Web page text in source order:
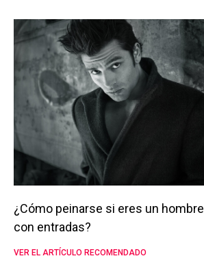
¿Cómo peinarse si eres un hombre
con entradas?
VER EL ARTÍCULO RECOMENDADO